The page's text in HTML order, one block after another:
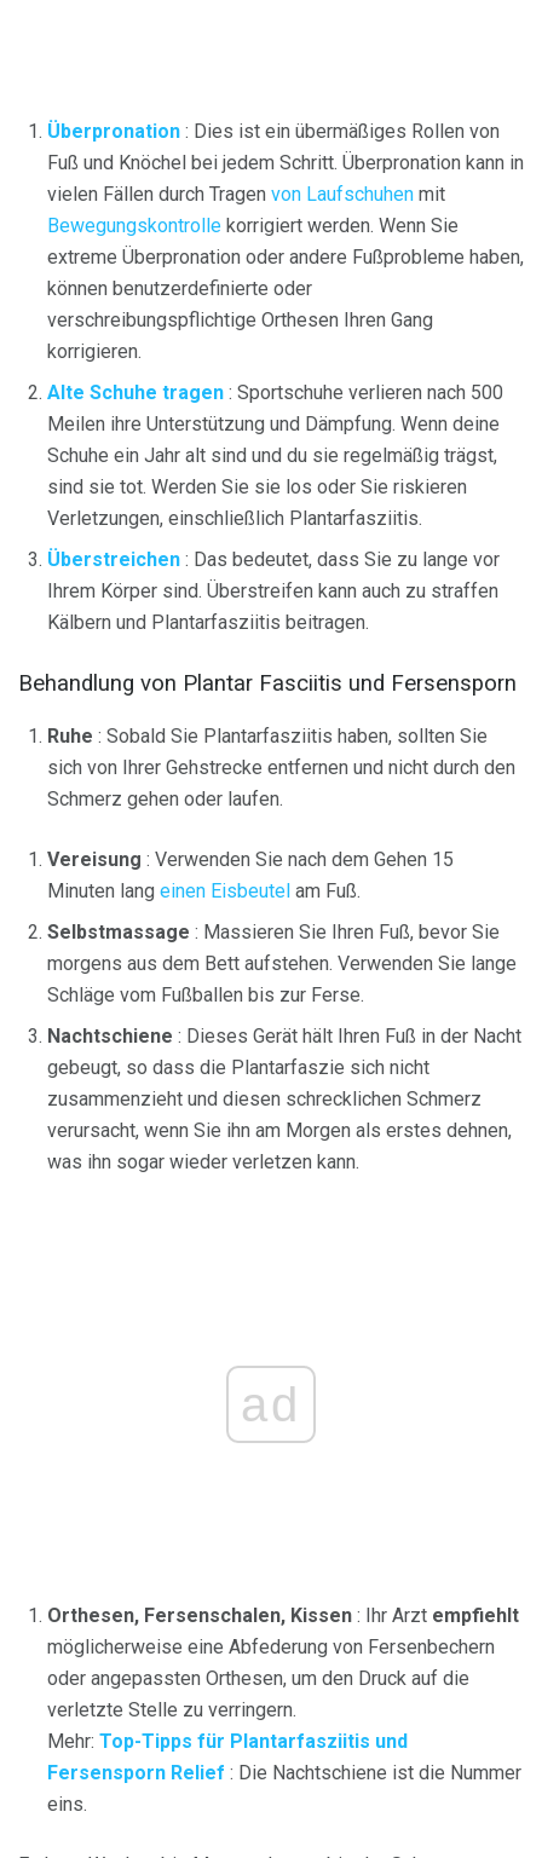
Überpronation : Dies ist ein übermäßiges Rollen von
Fuß und Knöchel bei jedem Schritt. Überpronation kann in
vielen Fällen durch Tragen von Laufschuhen mit
Bewegungskontrolle korrigiert werden. Wenn Sie
extreme Überpronation oder andere Fußprobleme haben,
können benutzerdefinierte oder
verschreibungspflichtige Orthesen Ihren Gang
korrigieren.
Alte Schuhe tragen : Sportschuhe verlieren nach 500
Meilen ihre Unterstützung und Dämpfung. Wenn deine
Schuhe ein Jahr alt sind und du sie regelmäßig trägst,
sind sie tot. Werden Sie sie los oder Sie riskieren
Verletzungen, einschließlich Plantarfasziitis.
Überstreichen : Das bedeutet, dass Sie zu lange vor
Ihrem Körper sind. Überstreifen kann auch zu straffen
Kälbern und Plantarfasziitis beitragen.
Behandlung von Plantar Fasciitis und Fersensporn
Ruhe : Sobald Sie Plantarfasziitis haben, sollten Sie
sich von Ihrer Gehstrecke entfernen und nicht durch den
Schmerz gehen oder laufen.
Vereisung : Verwenden Sie nach dem Gehen 15
Minuten lang einen Eisbeutel am Fuß.
Selbstmassage : Massieren Sie Ihren Fuß, bevor Sie
morgens aus dem Bett aufstehen. Verwenden Sie lange
Schläge vom Fußballen bis zur Ferse.
Nachtschiene : Dieses Gerät hält Ihren Fuß in der Nacht
gebeugt, so dass die Plantarfaszie sich nicht
zusammenzieht und diesen schrecklichen Schmerz
verursacht, wenn Sie ihn am Morgen als erstes dehnen,
was ihn sogar wieder verletzen kann.
ad
Orthesen, Fersenschalen, Kissen : Ihr Arzt empfiehlt
möglicherweise eine Abfederung von Fersenbechern
oder angepassten Orthesen, um den Druck auf die
verletzte Stelle zu verringern.
Mehr: Top-Tipps für Plantarfasziitis und
Fersensporn Relief : Die Nachtschiene ist die Nummer
eins.